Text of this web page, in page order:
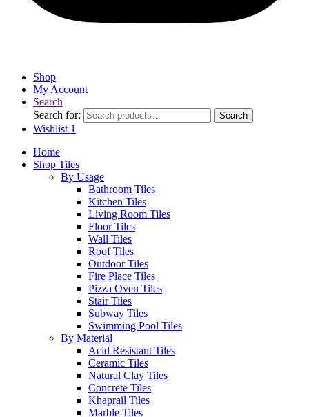
Shop
My Account
Search
Search for:
Search
Wishlist 1
Home
Shop Tiles
By Usage
Bathroom Tiles
Kitchen Tiles
Living Room Tiles
Floor Tiles
Wall Tiles
Roof Tiles
Outdoor Tiles
Fire Place Tiles
Pizza Oven Tiles
Stair Tiles
Subway Tiles
Swimming Pool Tiles
By Material
Acid Resistant Tiles
Ceramic Tiles
Natural Clay Tiles
Concrete Tiles
Khaprail Tiles
Marble Tiles